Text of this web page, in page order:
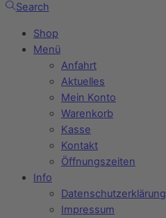
Search
Shop
Menü
Anfahrt
Aktuelles
Mein Konto
Warenkorb
Kasse
Kontakt
Öffnungszeiten
Info
Datenschutzerklärung
Impressum